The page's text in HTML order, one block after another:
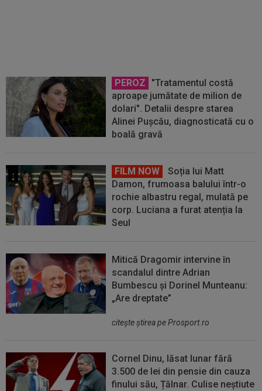
PEROZ
"Tratamentul costă
aproape jumătate de milion de
dolari". Detalii despre starea
Alinei Pușcău, diagnosticată cu o
boală gravă
FILM NOW
Soția lui Matt
Damon, frumoasa balului într-o
rochie albastru regal, mulată pe
corp. Luciana a furat atenția la
Seul
Mitică Dragomir intervine în
scandalul dintre Adrian
Bumbescu și Dorinel Munteanu:
„Are dreptate”
citeşte ştirea pe Prosport.ro
Cornel Dinu, lăsat lunar fără
3.500 de lei din pensie din cauza
finului său, Țălnar. Culise neștiute